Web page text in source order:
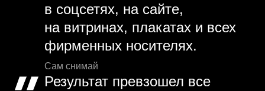
в соцсетях, на сайте,
на витринах, плакатах и всех
фирменных носителях.
Сам снимай
Результат превзошел все